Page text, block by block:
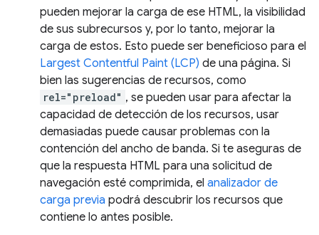
pueden mejorar la carga de ese HTML, la visibilidad
de sus subrecursos y, por lo tanto, mejorar la
carga de estos. Esto puede ser beneficioso para el
Largest Contentful Paint (LCP) de una página. Si
bien las sugerencias de recursos, como
rel="preload" , se pueden usar para afectar la
capacidad de detección de los recursos, usar
demasiadas puede causar problemas con la
contención del ancho de banda. Si te aseguras de
que la respuesta HTML para una solicitud de
navegación esté comprimida, el analizador de
carga previa podrá descubrir los recursos que
contiene lo antes posible.